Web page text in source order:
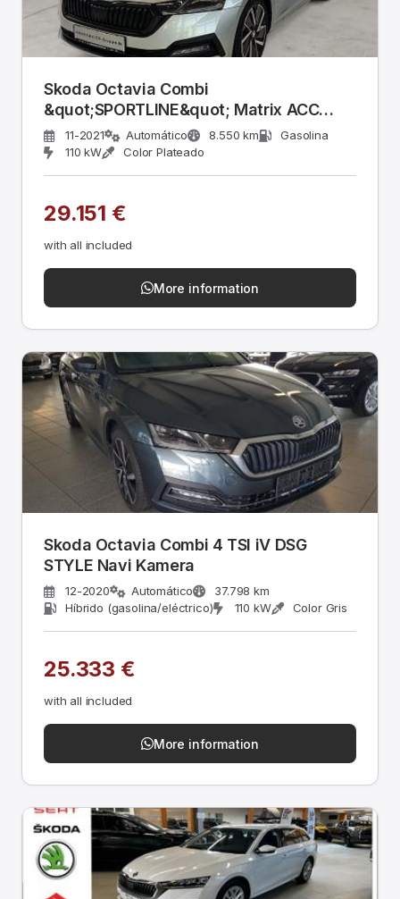
Skoda Octavia Combi
&quot;SPORTLINE&quot; Matrix ACC
NAV CAM 18&quot;
11-2021 Automático 8.550 km
Gasolina
110 kW
Color Plateado
29.151 €
with all included
More information
Skoda Octavia Combi 4 TSI iV DSG
STYLE Navi Kamera
12-2020 Automático
37.798 km
Híbrido (gasolina/eléctrico)
110 kW Color Gris
25.333 €
with all included
More information